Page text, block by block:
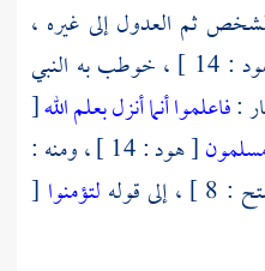
ثم العدول إلى غيره ،
[ هود : 14 ] ، خوطب به النبي
:فاعلموا أنما أنزل بعلم الله[
[ هود : 14 ] ، ومنه :
إلى قوله لتؤمنوا [